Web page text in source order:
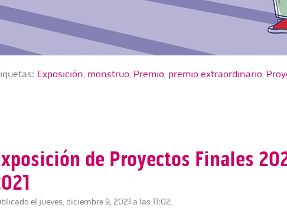
Exposición, monstruo, Premio, premio extraordinario,
de Proyectos Finales
el jueves, diciembre 9, 2021 a las 11:02.